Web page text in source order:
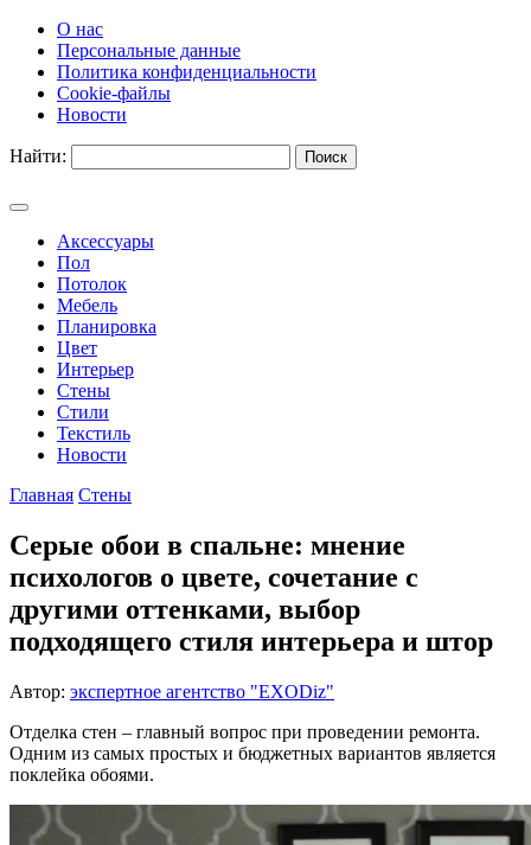
О нас
Персональные данные
Политика конфиденциальности
Cookie-файлы
Новости
Найти:
Аксессуары
Пол
Потолок
Мебель
Планировка
Цвет
Интерьер
Стены
Стили
Текстиль
Новости
Главная Стены
Серые обои в спальне: мнение
психологов о цвете, сочетание с
другими оттенками, выбор
подходящего стиля интерьера и штор
Автор: экспертное агентство "EXODiz"
Отделка стен – главный вопрос при проведении ремонта.
Одним из самых простых и бюджетных вариантов является
поклейка обоями.